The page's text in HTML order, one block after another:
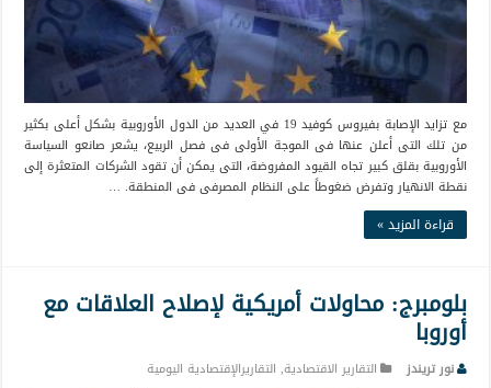
مع تزايد الإصابة بفيروس كوفيد 19 في العديد من الدول الأوروبية بشكل أعلى بكثير
من تلك التى أعلن عنها فى الموجة الأولى فى فصل الربيع، يشعر صانعو السياسة
الأوروبية بقلق كبير تجاه القيود المفروضة، التى يمكن أن تقود الشركات المتعثرة إلى
نقطة الانهيار وتفرض ضغوطاً على النظام المصرفى فى المنطقة. …
قراءة المزيد »
بلومبرج: محاولات أمريكية لإصلاح العلاقات مع
أوروبا
نور تريندز التقارير الاقتصادية, التقاريرالإقتصادية اليومية